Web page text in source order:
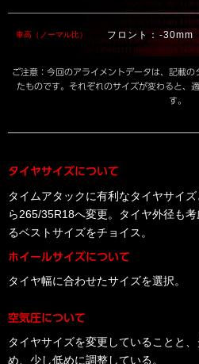
車高（ノーマル比） フロント：-
ご注意：今回のアライメントデータは、記載
たものです。それぞれのサイズが変わると、
す。
タイヤサイズについて
タイムアタックに有利なタイヤサイ
ら265/35R18へ変更。タイヤ外径も
るベストサイズをチョイス。
ホイールサイズについて
タイヤ幅に合わせたサイズを選択。
空気圧について
タイヤサイズを変更していることと
め、少し低めに調整している。